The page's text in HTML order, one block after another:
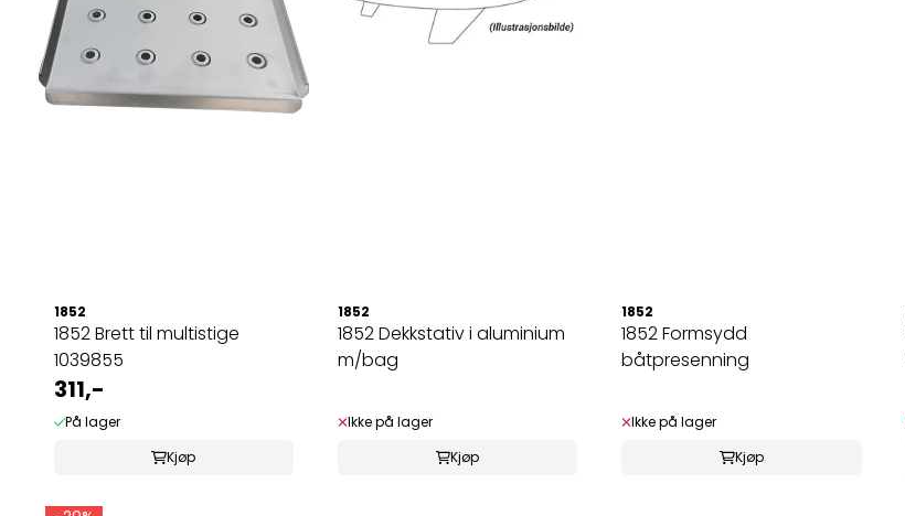
1852
1852 Brett til multistige
1039855
311,-
På lager
Kjøp
1852
1852 Dekkstativ i aluminium
m/bag
Ikke på lager
Kjøp
1852
1852 Formsydd
båtpresenning
Ikke på lager
Kjøp